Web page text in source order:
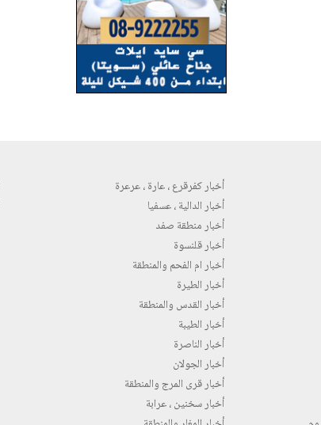
أخبار كفرقرع ، عارة ، عرعرة
أخبار الدالية ، عسفيا
أخبار منطقة صفد
أخبار قلنسوة
أخبار ام الفحم والمنطقة
أخبار الطيرة
أخبار القدس والمنطقة
أخبار الطيبة
أخبار الناصرة
أخبار الجولان
أخبار قرى المرج والمنطقة
أخبار سخنين ، عرابة